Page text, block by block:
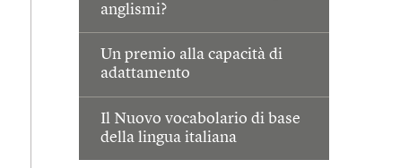
anglismi?
Un premio alla capacità di
adattamento
Il Nuovo vocabolario di base
della lingua italiana